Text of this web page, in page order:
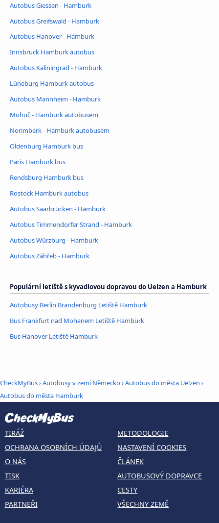
Autobus Giessen - Hamburk
Autobus Greifswald - Hamburk
Autobus Hanover - Hamburk
Innsbruck Hamburk autobus
Autobus Kaliningrad - Hamburk
Lüneburg Hamburk autobus
Autobus Mannheim - Hamburk
Mohuč - Hamburk autobusem
Norimberk - Hamburk autobusem
Oldenburg Hamburk bus
Paris Hamburk bus
Rendsburg Hamburk bus
Rostock Hamburk autobus
Autobus Saarbrücken - Hamburk
Autobus Timmendorfer Strand - Hamburk
Autobus Würzburg - Hamburk
Autobus Záhřeb - Hamburk
Populární letiště s kyvadlovou dopravou do Uelzen a Hamburk
Autobusy Berlin Brandenburg Letiště Hamburk
Bus Frankfurt nad Mohanem Letiště Hamburk
Bus Hanover Letiště Hamburk
CheckMyBus›Autobusy v zemi Německo›Autobus do města Uelzen ›
Autobus do města Hamburk
TIRÁŽ
OCHRANA OSOBNÍCH ÚDAJŮ
O NÁS
TISK
KARIÉRA
PARTNEŘI
METODOLOGIE
NASTAVENÍ COOKIES
ČLÁNEK
AUTOBUSOVÝ DOPRAVCE
CESTY
VŠECHNY ZEMĚ